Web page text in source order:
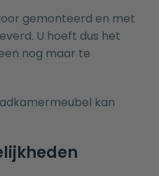
gemonteerd en met
U hoeft dus het
nog maar te
kan